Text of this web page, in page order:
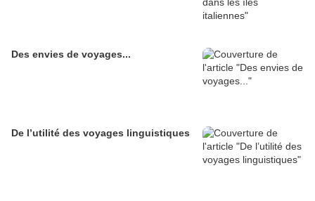
Des envies de voyages...
De l’utilité des voyages linguistiques